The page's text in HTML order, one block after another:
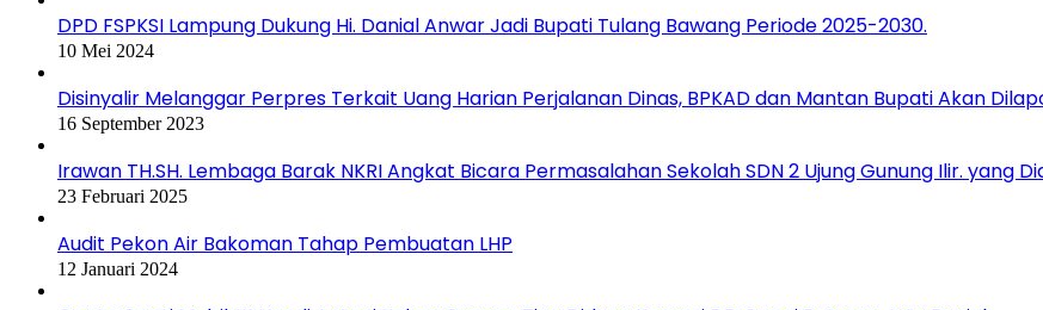
DPD FSPKSI Lampung Dukung Hi. Danial Anwar Jadi Bupati Tulang Bawang Periode 2025-2030.
10 Mei 2024
Disinyalir Melanggar Perpres Terkait Uang Harian Perjalanan Dinas, BPKAD dan Mantan Bupati Akan
16 September 2023
Irawan TH.SH. Lembaga Barak NKRI Angkat Bicara Permasalahan Sekolah SDN 2 Ujung Gunung Ilir. yang
23 Februari 2025
Audit Pekon Air Bakoman Tahap Pembuatan LHP
12 Januari 2024